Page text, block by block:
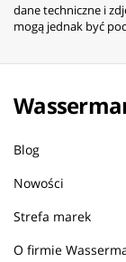
dane techniczne i
mogą jednak być
Blog
Nowości
Strefa marek
O firmie